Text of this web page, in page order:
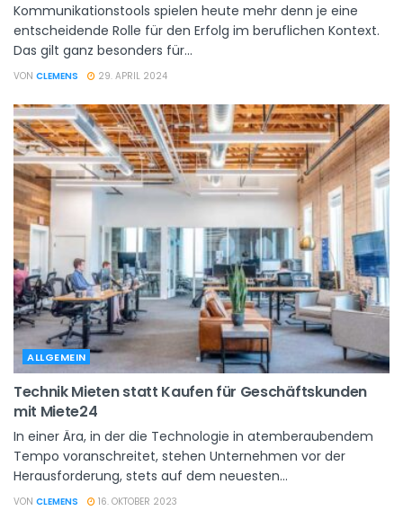
Kommunikationstools spielen heute mehr denn je eine
entscheidende Rolle für den Erfolg im beruflichen Kontext.
Das gilt ganz besonders für...
VON CLEMENS 29. APRIL 2024
ALLGEMEIN
Technik Mieten statt Kaufen für Geschäftskunden
mit Miete24
In einer Ära, in der die Technologie in atemberaubendem
Tempo voranschreitet, stehen Unternehmen vor der
Herausforderung, stets auf dem neuesten...
VON CLEMENS 16. OKTOBER 2023